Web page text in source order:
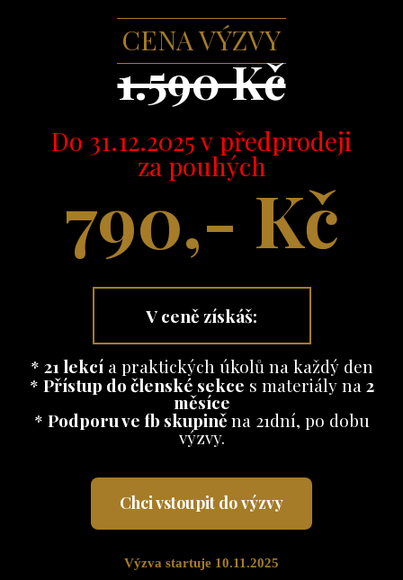
CENA VÝZVY
1.590 Kč
Do 31.12.2025 v předprodeji
za pouhých
790,- Kč
V ceně získáš:
* 21 lekcía praktických úkolů na každý den
* Přístup do členské sekce s materiály na2
měsíce
* Podporu ve fb skupiněna 21dní, po dobu
výzvy.
Chci vstoupit do výzvy
Výzva startuje 10.11.2025